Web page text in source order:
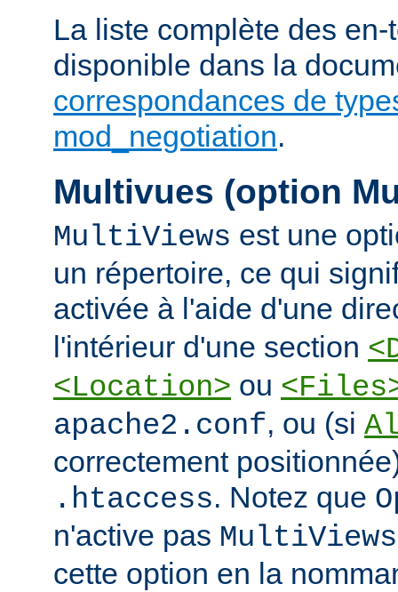
La liste complète des
disponible dans la
correspondances de
mod_negotiation.
Multivues (option
MultiViews est une
un répertoire, ce qui
activée à l'aide d'une
l'intérieur d'une section
<Location> ou
apache2.conf, ou (si
correctement
.htaccess. Notez que
n'active pas MultiViews
cette option en la